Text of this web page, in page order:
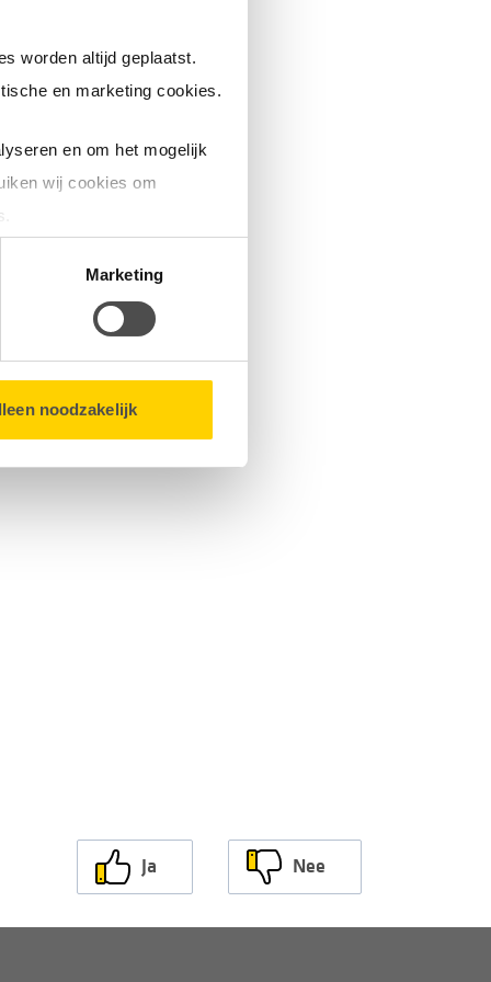
worden altijd geplaatst.
en marketing cookies.
en om het mogelijk
wij cookies om
over u en volgen wij
Marketing
noodzakelijk
Ja Nee